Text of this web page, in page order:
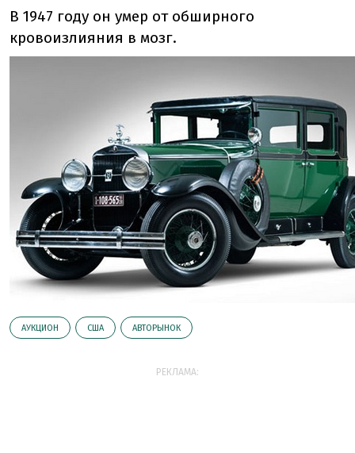
В 1947 году он умер от обширного
кровоизлияния в мозг.
АУКЦИОН США АВТОРЫНОК
РЕКЛАМА: